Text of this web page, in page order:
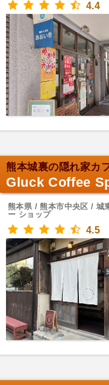
4.4
熊本城裏の隠れ家カ
Gluck Coffee
熊本県 / 熊本市中央区 / 城
ー ショップ
4.5